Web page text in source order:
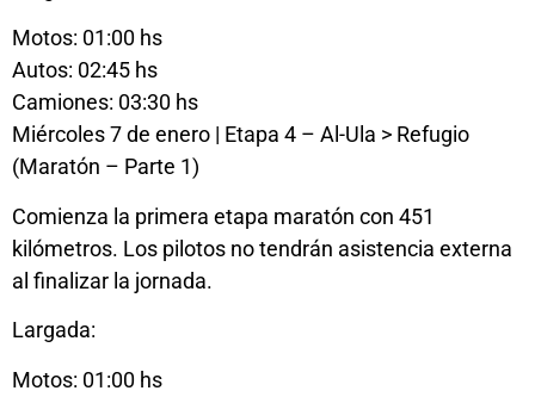
Motos: 01:00 hs
Autos: 02:45 hs
Camiones: 03:30 hs
Miércoles 7 de enero | Etapa 4 – Al-Ula > Refugio
(Maratón – Parte 1)
Comienza la primera etapa maratón con 451
kilómetros. Los pilotos no tendrán asistencia externa
al finalizar la jornada.
Largada:
Motos: 01:00 hs